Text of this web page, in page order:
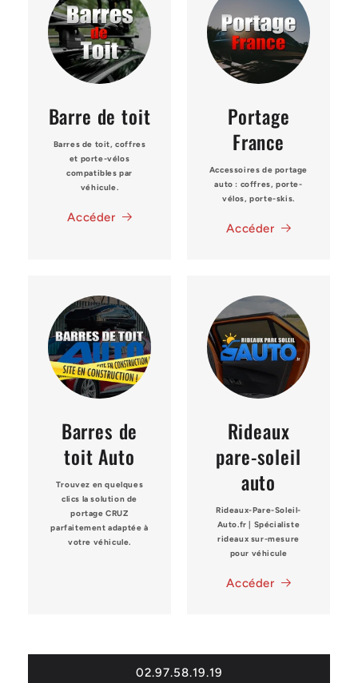
Barre de toit
Barres de toit, coffres
et porte-vélos
compatibles par
véhicule.
Accéder
Portage
France
Accessoires de portage
auto : coffres, porte-
vélos, porte-skis.
Accéder
Barres de
toit Auto
Trouvez en quelques
clics la solution de
portageCRUZ
parfaitement adaptée à
votre véhicule.
Rideaux
pare-soleil
auto
Rideaux-Pare-Soleil-
Auto.fr | Spécialiste
rideaux sur-mesure
pour véhicule
Accéder
02.97.58.19.19